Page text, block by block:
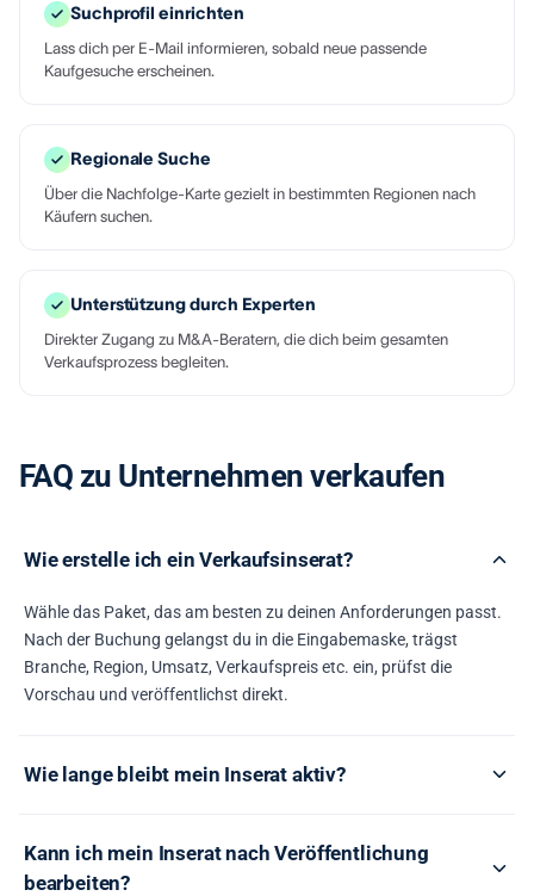
Suchprofil einrichten
Lass dich per E-Mail informieren, sobald neue passende
Kaufgesuche erscheinen.
Regionale Suche
Über die Nachfolge-Karte gezielt in bestimmten Regionen nach
Käufern suchen.
Unterstützung durch Experten
Direkter Zugang zu M&A-Beratern, die dich beim gesamten
Verkaufsprozess begleiten.
FAQ zu Unternehmen verkaufen
Wie erstelle ich ein Verkaufsinserat?
Wähle das Paket, das am besten zu deinen Anforderungen passt.
Nach der Buchung gelangst du in die Eingabemaske, trägst
Branche, Region, Umsatz, Verkaufspreis etc. ein, prüfst die
Vorschau und veröffentlichst direkt.
Wie lange bleibt mein Inserat aktiv?
Kann ich mein Inserat nach Veröffentlichung
bearbeiten?